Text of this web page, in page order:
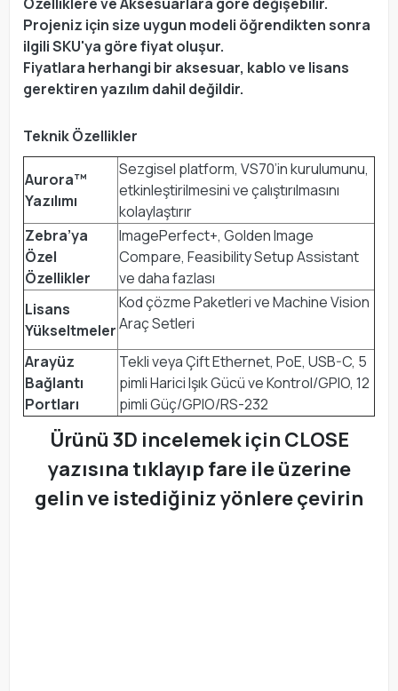
Projeniz için size uygun modeli öğrendikten sonra
ilgili SKU'ya göre fiyat oluşur.
Fiyatlara herhangi bir aksesuar, kablo ve lisans
gerektiren yazılım dahil değildir.
Teknik Özellikler
Aurora™
Yazılımı
Sezgisel platform, VS70’in kurulumunu,
etkinleştirilmesini ve çalıştırılmasını
kolaylaştırır
Zebra’ya
Özel
Özellikler
ImagePerfect+, Golden Image
Compare, Feasibility Setup Assistant
ve daha fazlası
Lisans
Yükseltmeler
Kod çözme Paketleri ve Machine Vision
Araç Setleri
Arayüz
Bağlantı
Portları
Tekli veya Çift Ethernet, PoE, USB-C, 5
pimli Harici Işık Gücü ve Kontrol/GPIO, 12
pimli Güç/GPIO/RS-232
Ürünü 3D incelemek için CLOSE
yazısına tıklayıp fare ile üzerine
gelin ve istediğiniz yönlere çevirin